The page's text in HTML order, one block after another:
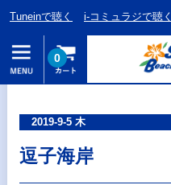
Tuneinで聴く i-コミュラジで聴く
0
2019-9-5 木
逗子海岸